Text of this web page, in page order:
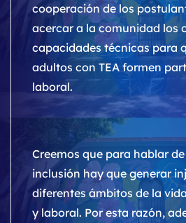
cooperación de los
acercar a la comunidad los
capacidades técnicas para
adultos con TEA formen
laboral.
Creemos que para hablar
inclusión hay que generar
diferentes ámbitos de la
y laboral. Por esta razón,